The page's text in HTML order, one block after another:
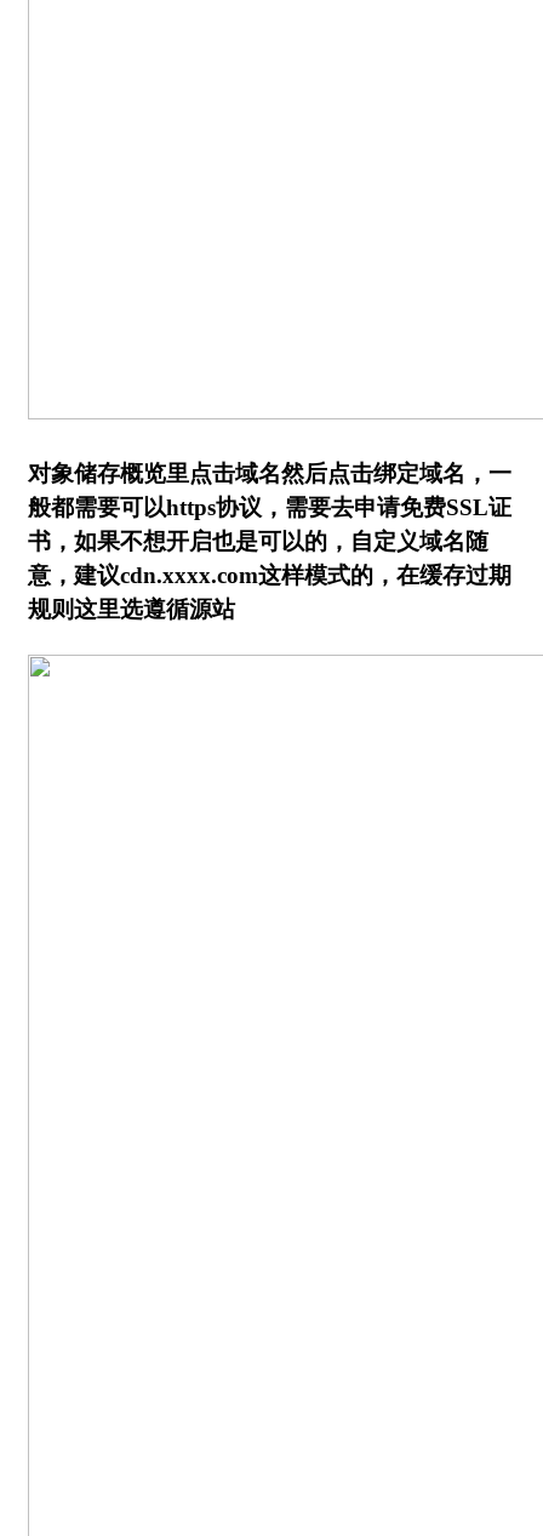
对象储存概览里点击域名然后点击绑定域名，一
般都需要可以https协议，需要去申请免费SSL证
书，如果不想开启也是可以的，自定义域名随
意，建议cdn.xxxx.com这样模式的，在缓存过期
规则这里选遵循源站